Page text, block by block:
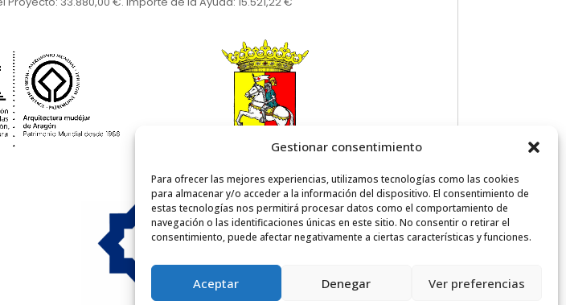
Gestionar consentimiento
Para ofrecer las mejores experiencias, utilizamos tecnologías como las cookies
para almacenar y/o acceder a la información del dispositivo. El consentimiento de
estas tecnologías nos permitirá procesar datos como el comportamiento de
navegación o las identificaciones únicas en este sitio. No consentir o retirar el
consentimiento, puede afectar negativamente a ciertas características y funciones.
Aceptar Denegar Ver preferencias